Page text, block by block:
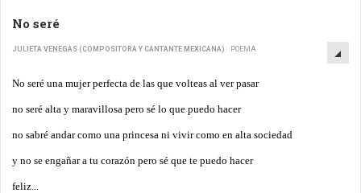
No seré
JULIETA VENEGAS (COMPOSITORA Y CANTANTE MEXICANA) POEMA
No seré una mujer perfecta de las que volteas al ver pasar
no seré alta y maravillosa pero sé lo que puedo hacer
no sabré andar como una princesa ni vivir como en alta sociedad
y no se engañar a tu corazón pero sé que te puedo hacer
feliz...